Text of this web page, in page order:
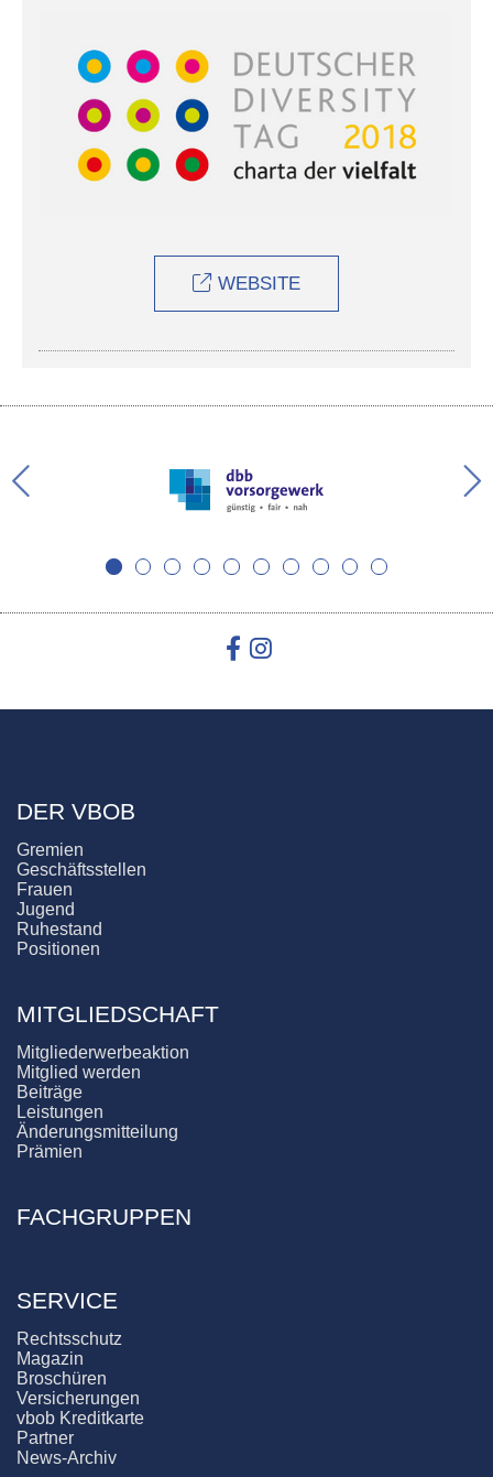
WEBSITE
DER VBOB
Gremien
Geschäftsstellen
Frauen
Jugend
Ruhestand
Positionen
MITGLIEDSCHAFT
Mitgliederwerbeaktion
Mitglied werden
Beiträge
Leistungen
Änderungsmitteilung
Prämien
FACHGRUPPEN
SERVICE
Rechtsschutz
Magazin
Broschüren
Versicherungen
vbob Kreditkarte
Partner
News-Archiv